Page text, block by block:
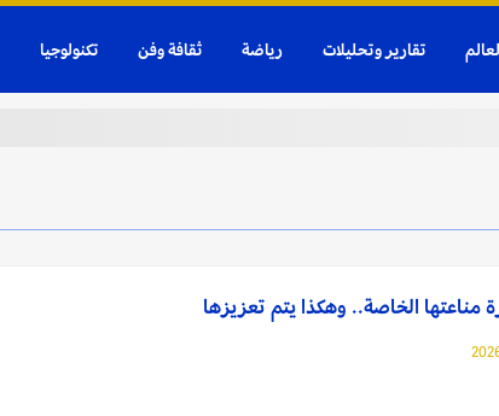
تقارير وتحليلات رياضة ثقافة وفن تكنولوجيا
مناعتها الخاصة.. وهكذا يتم تعزيزها